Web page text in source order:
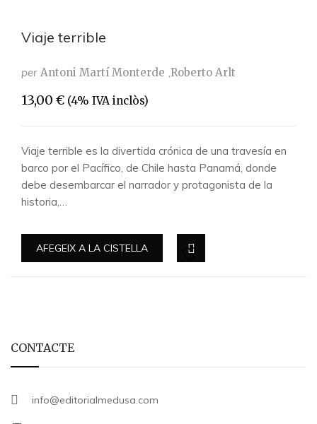
Viaje terrible
per Antoni Martí Monterde Roberto Arlt
13,00 € (4% IVA inclòs)
Viaje terrible es la divertida crónica de una travesía en
barco por el Pacífico, de Chile hasta Panamá, donde
debe desembarcar el narrador y protagonista de la
historia,…
AFEGEIX A LA CISTELLA
CONTACTE
info@editorialmedusa.com